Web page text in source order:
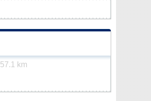
57.1 km